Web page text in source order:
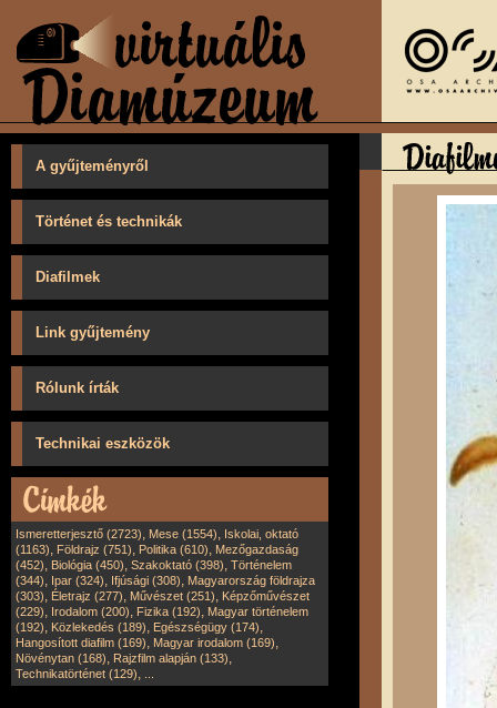
A gyűjteményről
Történet és technikák
Diafilmek
Link gyűjtemény
Rólunk írták
Technikai eszközök
Ismeretterjesztő (2723), Mese (1554), Iskolai, oktató
(1163), Földrajz (751), Politika (610), Mezőgazdaság
(452), Biológia (450), Szakoktató (398), Történelem
(344), Ipar (324), Ifjúsági (308), Magyarország földrajza
(303), Életrajz (277), Művészet (251), Képzőművészet
(229), Irodalom (200), Fizika (192), Magyar történelem
(192), Közlekedés (189), Egészségügy (174),
Hangosított diafilm (169), Magyar irodalom (169),
Növénytan (168), Rajzfilm alapján (133),
Technikatörténet (129),